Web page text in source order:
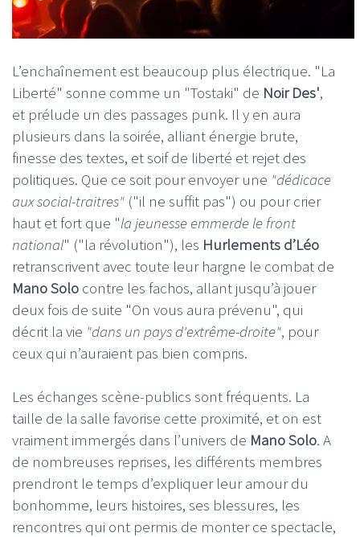
L’enchaînement est beaucoup plus électrique. "La
Liberté" sonne comme un "Tostaki" de Noir Des',
et prélude un des passages punk. Il y en aura
plusieurs dans la soirée, alliant énergie brute,
finesse des textes, et soif de liberté et rejet des
politiques. Que ce soit pour envoyer une "dédicace
aux social-traitres" ("il ne suffit pas") ou pour crier
haut et fort que "la jeunesse emmerde le front
national" ("la révolution"), les Hurlements d’Léo
retranscrivent avec toute leur hargne le combat de
Mano Solo contre les fachos, allant jusqu’à jouer
deux fois de suite "On vous aura prévenu", qui
décrit la vie "dans un pays d'extrême-droite", pour
ceux qui n’auraient pas bien compris.
Les échanges scène-publics sont fréquents. La
taille de la salle favorise cette proximité, et on est
vraiment immergés dans l’univers de Mano Solo. A
de nombreuses reprises, les différents membres
prendront le temps d’expliquer leur amour du
bonhomme, leurs histoires, ses blessures, les
rencontres qui ont permis de monter ce spectacle,